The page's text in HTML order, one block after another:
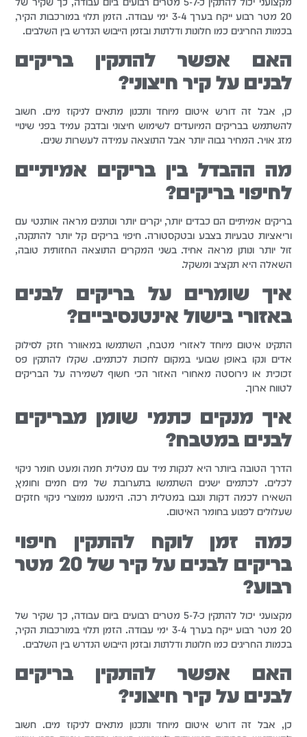
20 מטר רבוע ייקח בערך 3-4 ימי עבודה. הזמן תלוי במורכבות הקיר,
בכמות החריגים כמו חלונות ודלתות ובזמן הייבוש הנדרש בין השלבים.
האם אפשר להתקין בריקים
לבנים על קיר חיצוני?
כן, אבל זה דורש איטום מיוחד ותכנון מתאים לניקוז מים. חשוב
להשתמש בבריקים המיועדים לשימוש חיצוני ובדבק עמיד בפני שינויי
מזג אויר. המחיר גבוה יותר אבל התוצאה עמידה לעשרות שנים.
מה ההבדל בין בריקים אמיתיים
לחיפוי בריקים?
בריקים אמיתיים הם כבדים יותר, יקרים יותר ונותנים מראה אותנטי עם
וריאציות טבעיות בצבע ובטקסטורה. חיפוי בריקים קל יותר להתקנה,
זול יותר ונותן מראה אחיד. בשני המקרים התוצאה החזותית טובה,
השאלה היא תקציב ומשקל.
איך שומרים על בריקים לבנים
באזורי בישול אינטנסיביים?
התקינו איטום מיוחד לאזורי מטבח, השתמשו במאוורר חזק לסילוק
אדים ונקו באופן שבועי במקום לחכות לכתמים. שקלו להתקין פס
זכוכית או נירוסטה מאחורי האזור הכי חשוף לשמירה על הבריקים
לטווח ארוך.
איך מנקים כתמי שומן מבריקים
לבנים במטבח?
הדרך הטובה ביותר היא לנקות מיד עם מטלית חמה ומעט חומר ניקוי
לכלים. לכתמים ישנים השתמשו בתערובת של מים חמים וחומץ,
השאירו לכמה דקות ונגבו במטלית רכה. הימנעו ממוצרי ניקוי חזקים
שעלולים לפגוע בחומר האיטום.
כמה זמן לוקח להתקין חיפוי
בריקים לבנים על קיר של 20 מטר
רבוע?
מקצועני יכול להתקין כ-5-7 מטרים רבועים ביום עבודה, כך שקיר של
20 מטר רבוע ייקח בערך 3-4 ימי עבודה. הזמן תלוי במורכבות הקיר,
בכמות החריגים כמו חלונות ודלתות ובזמן הייבוש הנדרש בין השלבים.
האם אפשר להתקין בריקים
לבנים על קיר חיצוני?
כן, אבל זה דורש איטום מיוחד ותכנון מתאים לניקוז מים. חשוב